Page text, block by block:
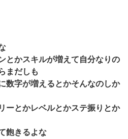
とかスキルが増えて自分なりの
まだしも
数字が増えるとかそんなのしか
ーとかレベルとかステ振りとか
飽きるよな